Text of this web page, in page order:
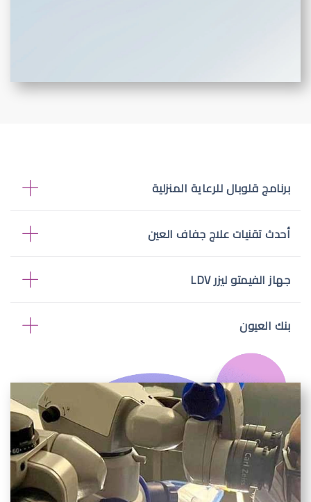
برنامج قلوبال للرعاية المنزلية
أحدث تقنيات علاج جفاف العين
جهاز الفيمتو ليزر LDV
بنك العيون